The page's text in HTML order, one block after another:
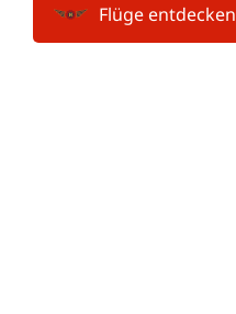
Flüge entdecken